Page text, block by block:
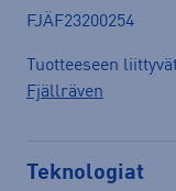
FJÄF23200254
Tuotteeseen
Fjällräven
Teknologiat